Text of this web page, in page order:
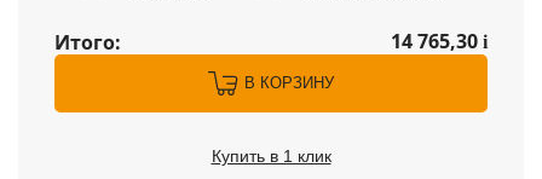
Итого: 14 765,30 i
В КОРЗИНУ
Купить в 1 клик